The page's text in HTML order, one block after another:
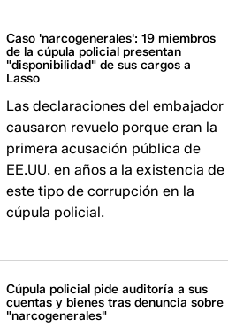
Caso 'narcogenerales': 19 miembros
de la cúpula policial presentan
"disponibilidad" de sus cargos a
Lasso
Las declaraciones del embajador
causaron revuelo porque eran la
primera acusación pública de
EE.UU. en años a la existencia de
este tipo de corrupción en la
cúpula policial.
Cúpula policial pide auditoría a sus
cuentas y bienes tras denuncia sobre
"narcogenerales"